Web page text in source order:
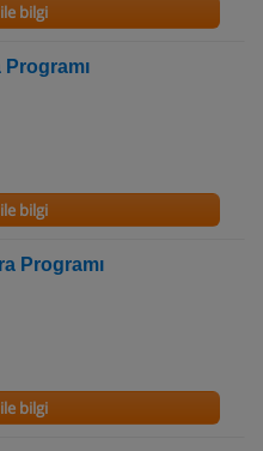
bilgi
bilgi
Programı
bilgi